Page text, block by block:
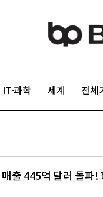
IT·과학 세계 전체
출 445억 달러 돌파!